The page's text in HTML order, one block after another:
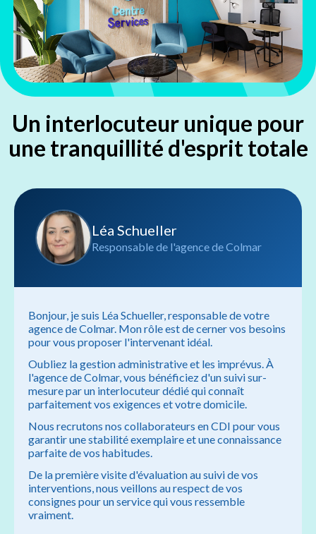
Un interlocuteur unique pour
une tranquillité d'esprit totale
Léa Schueller
Responsable de l'agence de Colmar
Bonjour, je suis Léa Schueller, responsable de votre
agence de Colmar. Mon rôle est de cerner vos besoins
pour vous proposer l'intervenant idéal.
Oubliez la gestion administrative et les imprévus. À
l'agence de Colmar, vous bénéficiez d'un suivi sur-
mesure par un interlocuteur dédié qui connaît
parfaitement vos exigences et votre domicile.
Nous recrutons nos collaborateurs en CDI pour vous
garantir une stabilité exemplaire et une connaissance
parfaite de vos habitudes.
De la première visite d'évaluation au suivi de vos
interventions, nous veillons au respect de vos
consignes pour un service qui vous ressemble
vraiment.